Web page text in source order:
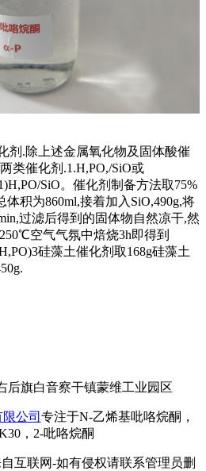
剂.除上述金属氧化物及固体酸催
类催化剂.1.H,PO,/SiO或
SiO。催化剂制备方法取75%
体积为860ml,接着加入SiO,490g,将
过滤后得到的固体物自然凉干,然
空气气氛中焙烧3h即得到
硅藻土催化剂取168g硅藻土
后旗白音察干镇蒙维工业园区
公司 专注于N-乙烯基吡咯烷酮，
，2-吡咯烷酮
互联网-如有侵权请联系管理员删